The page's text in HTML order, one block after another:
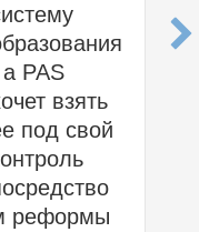
PAS
взять
под свой
реформы